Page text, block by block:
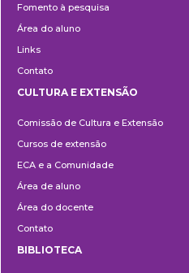
Fomento à pesquisa
Área do aluno
Links
Contato
e
Extensão
CULTURA E EXTENSÃO
Comissão de Cultura e Extensão
Cursos de extensão
ECA e a Comunidade
Área de aluno
Área do docente
Contato
BIBLIOTECA